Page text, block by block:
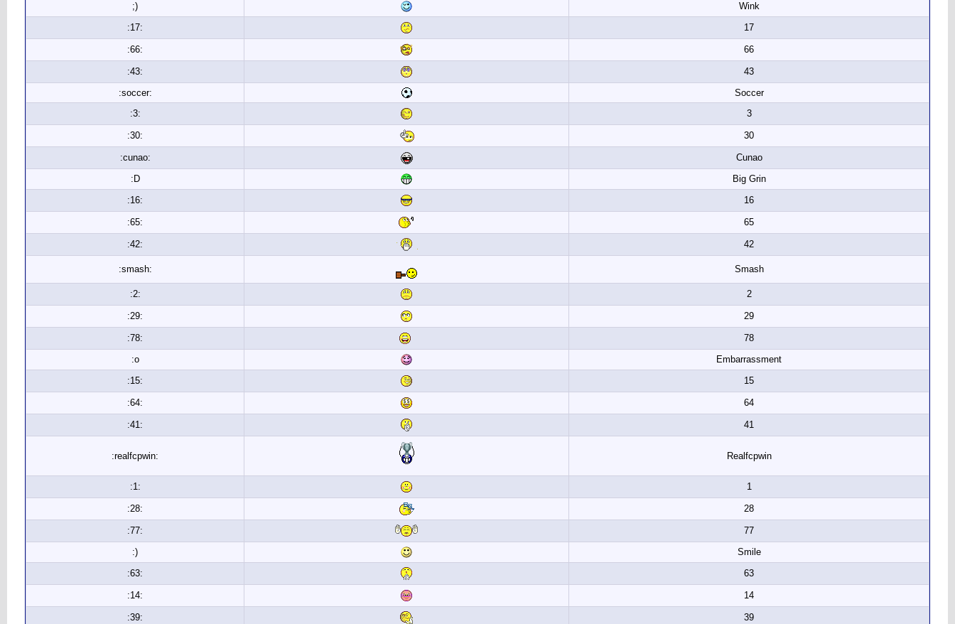
;)
Wink
:17:
17
:66: 66
:43:
43
:soccer:
Soccer
:3:
3
:30: 30
:cunao:
Cunao
:D
Big Grin
:16:
16
:65: 65
:42: 42
:smash: Smash
:2: 2
:29: 29
:78:
78
:o
Embarrassment
:15:
15
:64: 64
:41: 41
:realfcpwin: Realfcpwin
:1: 1
:28: 28
:77:
77
:)
Smile
:63:
63
:14: 14
:39: 39